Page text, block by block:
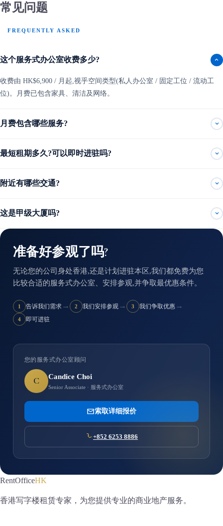
常见问题
FREQUENTLY ASKED
这个服务式办公室收费多少?
收费由 HK$6,900 / 月起,视乎空间类型(私人办公室 / 固定工位 / 流动工
位)。月费已包含家具、清洁及网络。
月费包含哪些服务?
最短租期多久?可以即时进驻吗?
附近有哪些交通?
这是甲级大厦吗?
准备好参观了吗?
无论您的公司身处香港,还是计划进驻本区,我们都免费为您
比较合适的服务式办公室、安排参观,并争取最优惠条件。
1 告诉我们需求 → 2 我们安排参观 → 3 我们争取优惠 →
4 即可进驻
您的服务式办公室顾问
C Candice Choi
Senior Associate · 服务式办公室
索取详细报价
+852 6253 8886
RentOfficeHK
香港写字楼租赁专家，为您提供专业的商业地产服务。